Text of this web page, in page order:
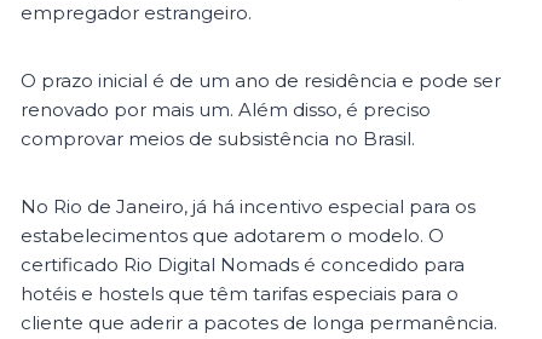
empregador estrangeiro.
O prazo inicial é de um ano de residência e pode ser
renovado por mais um. Além disso, é preciso
comprovar meios de subsistência no Brasil.
No Rio de Janeiro, já há incentivo especial para os
estabelecimentos que adotarem o modelo. O
certificado Rio Digital Nomads é concedido para
hotéis e hostels que têm tarifas especiais para o
cliente que aderir a pacotes de longa permanência.